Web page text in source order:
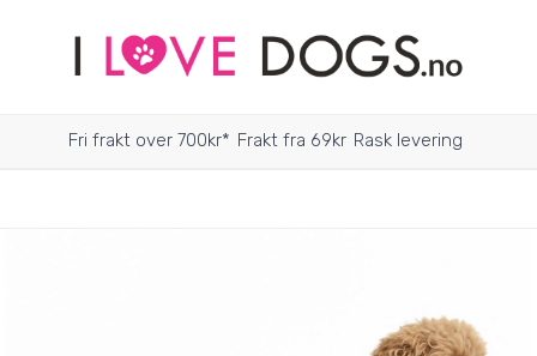
Fri frakt over 700kr* Frakt fra 69kr Rask levering